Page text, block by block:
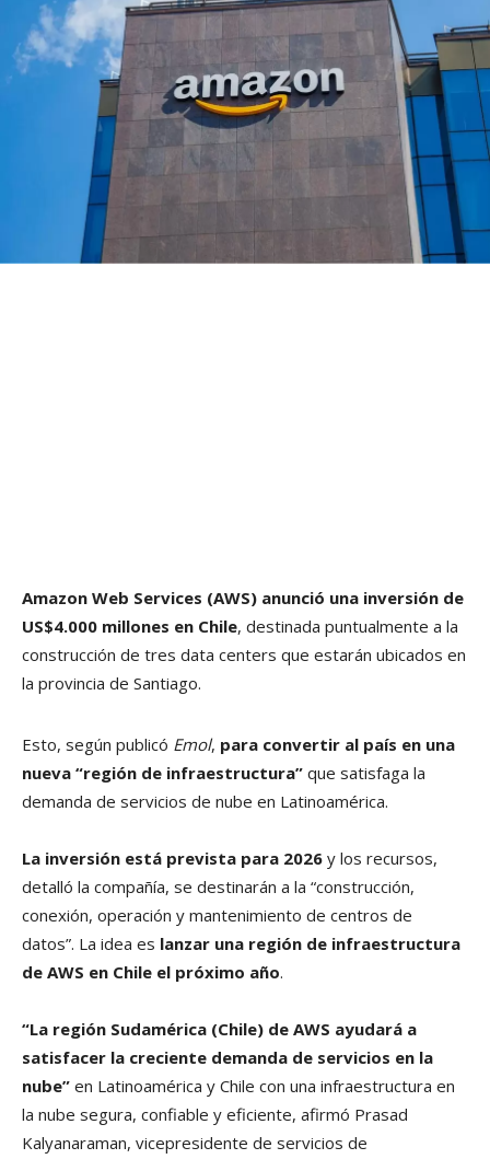
Amazon Web Services (AWS) anunció una inversión de
US$4.000 millones en Chile, destinada puntualmente a la
construcción de tres data centers que estarán ubicados en
la provincia de Santiago.
Esto, según publicó Emol, para convertir al país en una
nueva “región de infraestructura” que satisfaga la
demanda de servicios de nube en Latinoamérica.
La inversión está prevista para 2026 y los recursos,
detalló la compañía, se destinarán a la “construcción,
conexión, operación y mantenimiento de centros de
datos”. La idea es lanzar una región de infraestructura
de AWS en Chile el próximo año.
“La región Sudamérica (Chile) de AWS ayudará a
satisfacer la creciente demanda de servicios en la
nube” en Latinoamérica y Chile con una infraestructura en
la nube segura, confiable y eficiente, afirmó Prasad
Kalyanaraman, vicepresidente de servicios de